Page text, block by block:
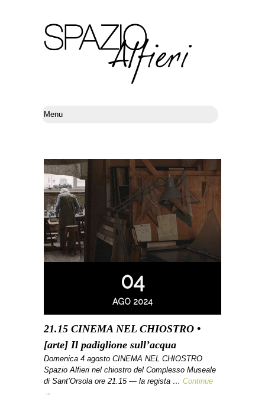
04
AGO 2024
21.15 CINEMA NEL CHIOSTRO •
[arte] Il padiglione sull’acqua
Domenica 4 agosto CINEMA NEL CHIOSTRO
Spazio Alfieri nel chiostro del Complesso Museale
di Sant’Orsola ore 21.15 — la regista … Continue
→